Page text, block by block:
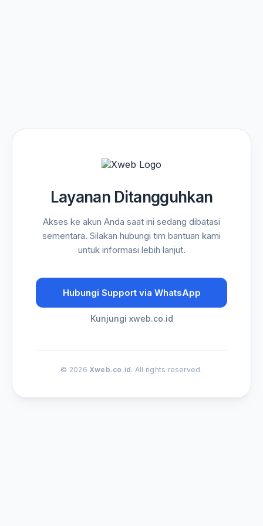
Layanan Ditangguhkan
Akses ke akun Anda saat ini sedang dibatasi
sementara. Silakan hubungi tim bantuan kami
untuk informasi lebih lanjut.
Hubungi Support via WhatsApp
Kunjungi xweb.co.id
© 2026 Xweb.co.id. All rights reserved.